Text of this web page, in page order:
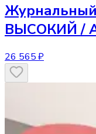
Журнальный
ВЫСОКИЙ /
26 565 ₽